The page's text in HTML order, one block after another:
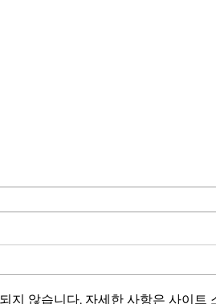
지 않습니다. 자세한 사항은 사이트